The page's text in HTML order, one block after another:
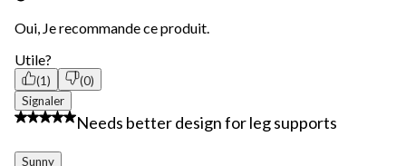
Oui, Je recommande ce produit.
Utile?
(1)
(0)
Signaler
1 étoile(s) sur 5.
Needs better design for leg supports
Sunny